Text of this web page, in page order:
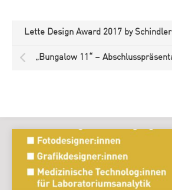
Lette Design Award 2017 by Schindler